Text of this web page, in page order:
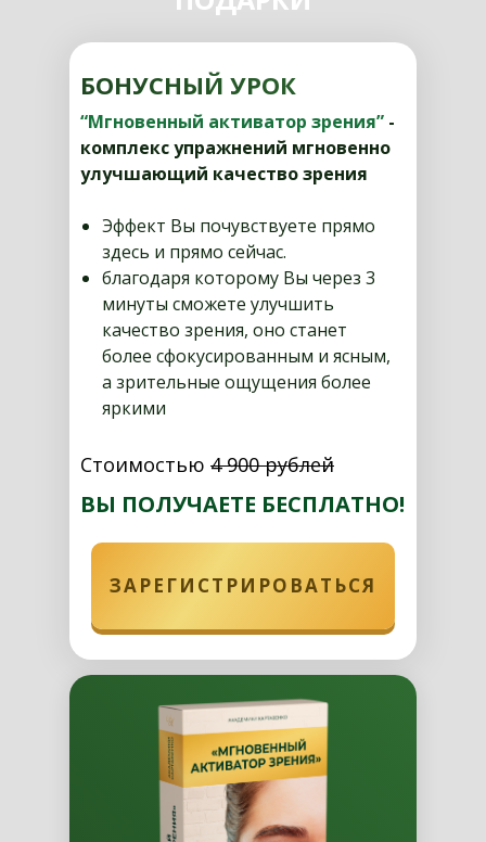
БОНУСНЫЙ УРОК
“Мгновенный активатор зрения” -
комплекс упражнений мгновенно
улучшающий качество зрения
Эффект Вы почувствуете прямо
здесь и прямо сейчас.
благодаря которому Вы через 3
минуты сможете улучшить
качество зрения, оно станет
более сфокусированным и ясным,
а зрительные ощущения более
яркими
ЗАРЕГИСТРИРОВАТЬСЯ
Стоимостью 4 900 рублей
ВЫ ПОЛУЧАЕТЕ БЕСПЛАТНО!